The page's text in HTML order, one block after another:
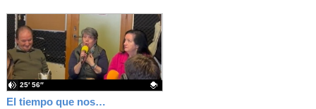
El tiempo que nos une. PROGRAMA 2. Machismo.
25′ 56″